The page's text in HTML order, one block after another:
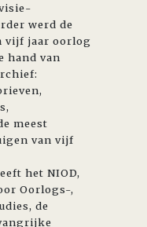
werd de
vijf jaar oorlog
hand van
meest
van vijf
het NIOD,
Oorlogs-,
de